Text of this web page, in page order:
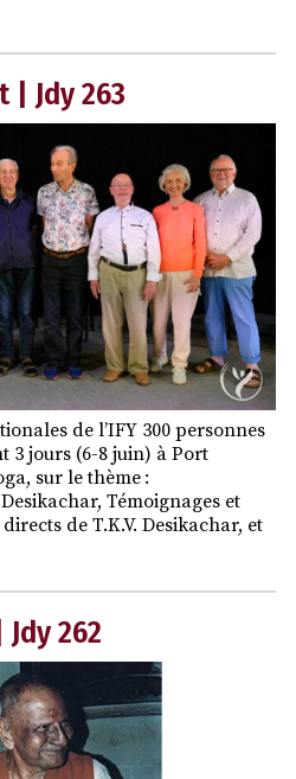
| Jdy 263
de l’IFY 300 personnes
3 jours (6-8 juin) à Port
sur le thème :
Témoignages et
de T.K.V. Desikachar, et
262